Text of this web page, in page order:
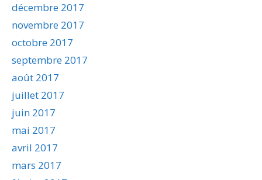
décembre 2017
novembre 2017
octobre 2017
septembre 2017
août 2017
juillet 2017
juin 2017
mai 2017
avril 2017
mars 2017